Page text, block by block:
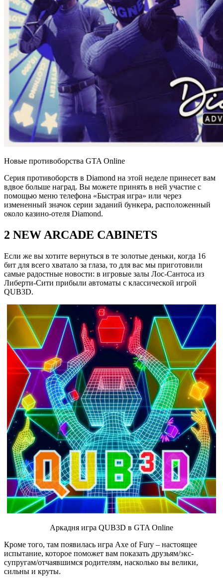
Новые противоборства GTA Online
Серия противоборств в Diamond на этой неделе принесет вам
вдвое больше наград. Вы можете принять в ней участие с
помощью меню телефона «Быстрая игра» или через
измененный значок серии заданий бункера, расположенный
около казино-отеля Diamond.
2 NEW ARCADE CABINETS
Если же вы хотите вернуться в те золотые деньки, когда 16
бит для всего хватало за глаза, то для вас мы приготовили
самые радостные новости: в игровые залы Лос-Сантоса из
Либерти-Сити прибыли автоматы с классической игрой
QUB3D.
Аркадня игра QUB3D в GTA Online
Кроме того, там появилась игра Axe of Fury – настоящее
испытание, которое поможет вам показать друзьям/экс-
супругам/отчаявшимся родителям, насколько вы велики,
сильны и круты.